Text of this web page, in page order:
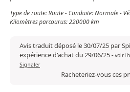
Type de route: Route - Conduite: Normale -
Kilomètres parcourus: 220000 km
Avis traduit déposé le 30/07/25 par
expérience d'achat du 29/06/25- voir
Signaler
Racheteriez-vous ces